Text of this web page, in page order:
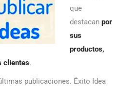
que
destacan por
sus
productos,
clientes.
publicaciones. Éxito Idea